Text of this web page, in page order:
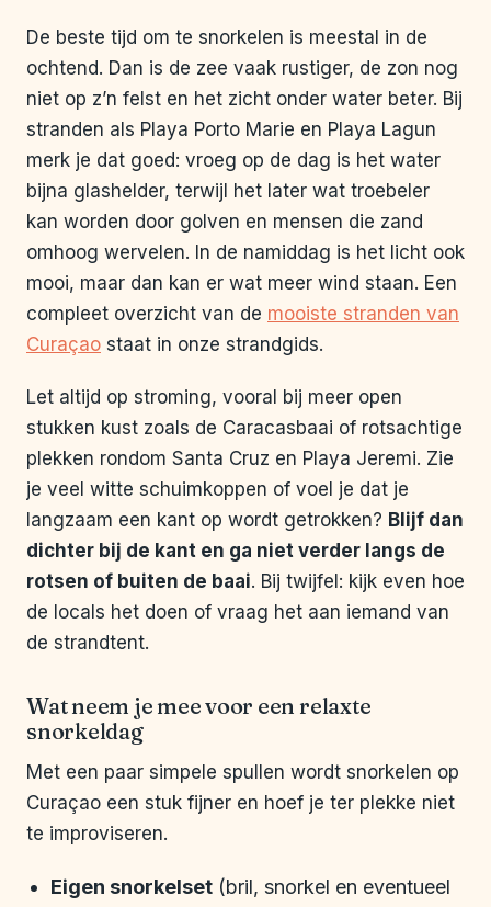
De beste tijd om te snorkelen is meestal in de
ochtend. Dan is de zee vaak rustiger, de zon nog
niet op z’n felst en het zicht onder water beter. Bij
stranden als Playa Porto Marie en Playa Lagun
merk je dat goed: vroeg op de dag is het water
bijna glashelder, terwijl het later wat troebeler
kan worden door golven en mensen die zand
omhoog wervelen. In de namiddag is het licht ook
mooi, maar dan kan er wat meer wind staan. Een
compleet overzicht van de mooiste stranden van
Curaçao staat in onze strandgids.
Let altijd op stroming, vooral bij meer open
stukken kust zoals de Caracasbaai of rotsachtige
plekken rondom Santa Cruz en Playa Jeremi. Zie
je veel witte schuimkoppen of voel je dat je
langzaam een kant op wordt getrokken? Blijf dan
dichter bij de kant en ga niet verder langs de
rotsen of buiten de baai. Bij twijfel: kijk even hoe
de locals het doen of vraag het aan iemand van
de strandtent.
Wat neem je mee voor een relaxte
snorkeldag
Met een paar simpele spullen wordt snorkelen op
Curaçao een stuk fijner en hoef je ter plekke niet
te improviseren.
Eigen snorkelset (bril, snorkel en eventueel